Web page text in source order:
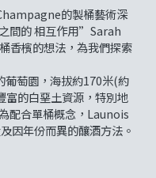
的製桶藝術深
間的 相互作用”Sarah
香檳的想法，為我們探索
萄園，海拔約170米(約
富的白堊土資源，特別地
配合單桶概念，Launois
因年份而異的釀酒方法。